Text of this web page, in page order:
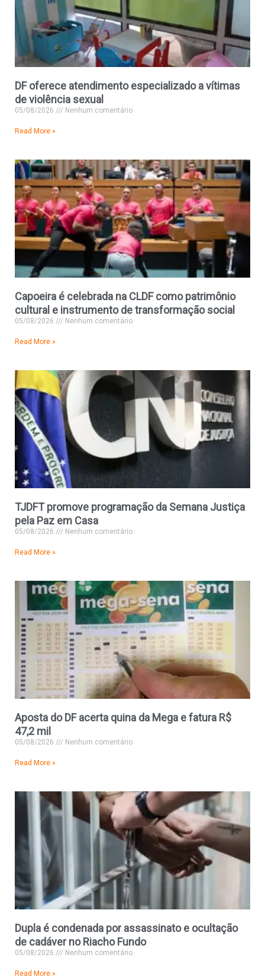
DF oferece atendimento especializado a vítimas
de violência sexual
05/08/2026 Nenhum comentário
Read More »
Capoeira é celebrada na CLDF como patrimônio
cultural e instrumento de transformação social
05/08/2026 Nenhum comentário
Read More »
TJDFT promove programação da Semana Justiça
pela Paz em Casa
05/08/2026 Nenhum comentário
Read More »
Aposta do DF acerta quina da Mega e fatura R$
47,2 mil
05/08/2026 Nenhum comentário
Read More »
Dupla é condenada por assassinato e ocultação
de cadáver no Riacho Fundo
05/08/2026 Nenhum comentário
Read More »